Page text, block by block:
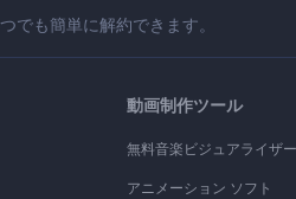
でも簡単に解約できます。
動画制作ツール
無料音楽ビジュアライザー
アニメーション ソフト